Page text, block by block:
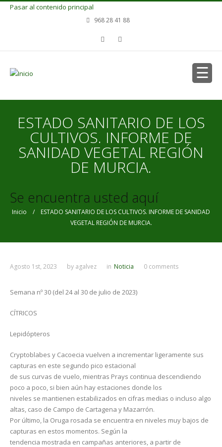
Pasar al contenido principal
968 28 41 88
ESTADO SANITARIO DE LOS
CULTIVOS. INFORME DE
SANIDAD VEGETAL REGIÓN
DE MURCIA.
Se encuentra usted aquí
Inicio / ESTADO SANITARIO DE LOS CULTIVOS. INFORME DE SANIDAD
VEGETAL REGIÓN DE MURCIA.
Agosto 1st, 2023 by agalvez in Noticia 0 comments
Semana nº 30 (del 24 al 30 de julio de 2023)
CÍTRICOS
Lepidópteros
Cryptoblabes y Cacoecia vuelven a incrementar ligeramente sus
capturas en este segundo pico estacional
de sus curvas de vuelo, mientras Prays continua descendiendo
poco a poco, si bien aún hay estaciones donde los
niveles se mantienen estabilizados en cifras medias o incluso algo
altas, caso de Campo de Cartagena y Mazarrón.
Por último, la Oruga rosada se encuentra en niveles muy bajos de
capturas en estos momentos. Según la
tendencia mostrada en campañas anteriores, a partir de